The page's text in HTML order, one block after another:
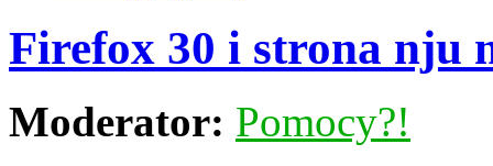
Firefox 30 i strona nju
Moderator: Pomocy?!